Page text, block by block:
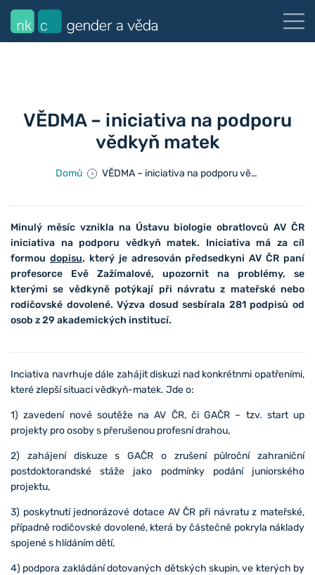
VĚDMA – iniciativa na podporu
vědkyň matek
Domů VĚDMA – iniciativa na podporu vědkyň matek
Minulý měsíc vznikla na Ústavu biologie obratlovců AV ČR
iniciativa na podporu vědkyň matek. Iniciativa má za cíl
formou dopisu, který je adresován předsedkyni AV ČR paní
profesorce Evě Zažímalové, upozornit na problémy, se
kterými se vědkyně potýkají při návratu z mateřské nebo
rodičovské dovolené. Výzva dosud sesbírala 281 podpisů od
osob z 29 akademických institucí.
Inciativa navrhuje dále zahájit diskuzi nad konkrétnmi opatřeními,
které zlepší situaci vědkyň-matek. Jde o:
1) zavedení nové soutěže na AV ČR, či GAČR – tzv. start up
projekty pro osoby s přerušenou profesní drahou,
2) zahájení diskuze s GAČR o zrušení půlroční zahraniční
postdoktorandské stáže jako podmínky podání juniorského
projektu,
3) poskytnutí jednorázové dotace AV ČR při návratu z mateřské,
případně rodičovské dovolené, která by částečně pokryla náklady
spojené s hlídáním dětí,
4) podpora zakládání dotovaných dětských skupin, ve kterých by